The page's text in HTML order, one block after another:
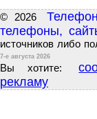
© 2026
телефоны,
источников либо
7-е августа 2026
Вы хотите:
рекламу